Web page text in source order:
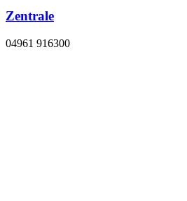
Zentrale
04961 916300